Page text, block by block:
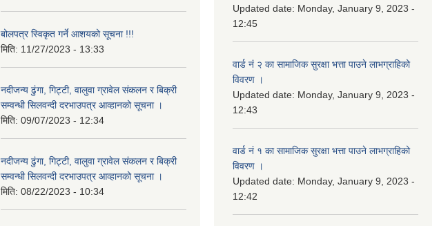
बोलपत्र स्विकृत गर्ने आशयको सूचना !!!
मिति: 11/27/2023 - 13:33
नदीजन्य ढुंगा, गिट्टी, वालुवा ग्रावेल संकलन र बिक्री
सम्वन्धी सिलवन्दी दरभाउपत्र आव्हानको सूचना ।
मिति: 09/07/2023 - 12:34
नदीजन्य ढुंगा, गिट्टी, वालुवा ग्रावेल संकलन र बिक्री
सम्वन्धी सिलवन्दी दरभाउपत्र आव्हानको सूचना ।
मिति: 08/22/2023 - 10:34
Updated date: Monday, January 9, 2023 -
12:45
वार्ड नं २ का सामाजिक सुरक्षा भत्ता पाउने लाभग्राहिको
विवरण ।
Updated date: Monday, January 9, 2023 -
12:43
वार्ड नं १ का सामाजिक सुरक्षा भत्ता पाउने लाभग्राहिको
विवरण ।
Updated date: Monday, January 9, 2023 -
12:42